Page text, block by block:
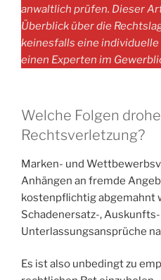
anwaltlich prüfen. Dieser
Überblick über die
keinesfalls eine
einen Experten im
Welche Folgen
Rechtsverletzung?
Marken- und
Anhängen an fremde
kostenpflichtig abgemahnt
Schadenersatz-,
Unterlassungsansprüche
Es ist also unbedingt zu